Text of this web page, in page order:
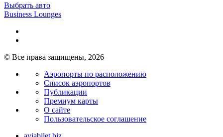
Выбрать авто
Business Lounges
© Все права защищены, 2026
Аэропорты по расположению
Список аэропортов
Публикации
Премиум карты
О сайте
Пользовательское соглашение